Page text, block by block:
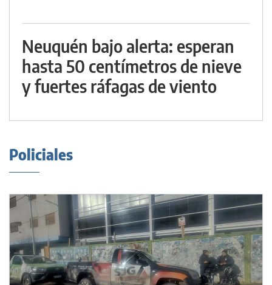
Neuquén bajo alerta: esperan
hasta 50 centímetros de nieve
y fuertes ráfagas de viento
Policiales